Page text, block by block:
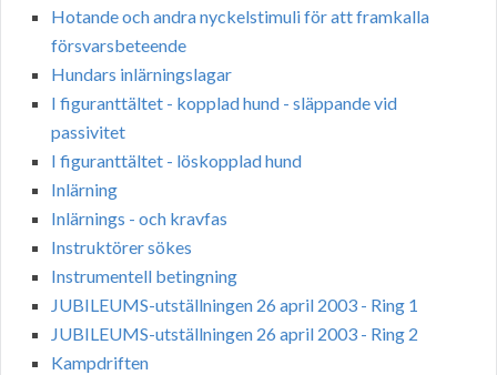
Hotande och andra nyckelstimuli för att framkalla
försvarsbeteende
Hundars inlärningslagar
I figuranttältet - kopplad hund - släppande vid
passivitet
I figuranttältet - löskopplad hund
Inlärning
Inlärnings - och kravfas
Instruktörer sökes
Instrumentell betingning
JUBILEUMS-utställningen 26 april 2003 - Ring 1
JUBILEUMS-utställningen 26 april 2003 - Ring 2
Kampdriften